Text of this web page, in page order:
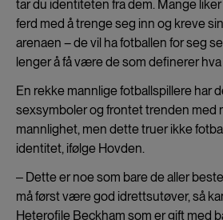
tar du identiteten fra dem. Mange
ferd med å trenge seg inn og kreve
arenaen – de vil ha fotballen for seg
lenger å få være de som definerer hva
En rekke mannlige fotballspillere har
sexsymboler og frontet trenden med
mannlighet, men dette truer ikke
identitet, ifølge Hovden.
‒ Dette er noe som bare de aller
må først være god idrettsutøver, så
Heterofile Beckham som er gift med